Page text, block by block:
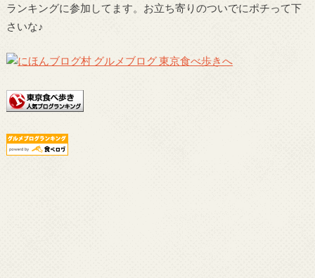
ランキングに参加してます。お立ち寄りのついでにポチって下
さいな♪